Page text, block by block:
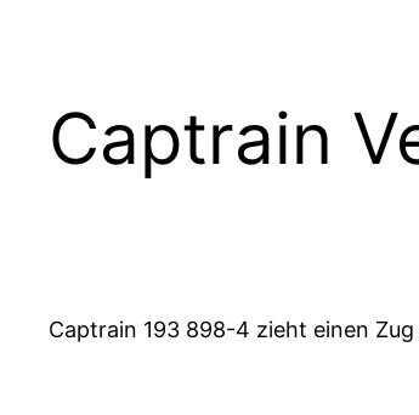
Captrain
Captrain 193 898-4 zieht einen